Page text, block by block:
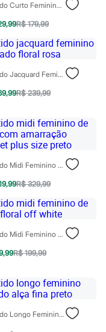
Vestido Curto Feminino Com Lurex E Um Ombro Só Dourado
R$ 179,99
Vestido Jacquard Feminino Acetinado Floral Rosa
R$ 239,99
Vestido Midi Feminino De Paetê Com Amarração Mindset Plus Size Preto
R$ 329,99
Vestido Midi Feminino De Renda Floral Off White
R$ 199,99
Vestido Longo Feminino Franzido Alça Fina Preto